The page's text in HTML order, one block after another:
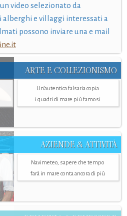
video selezionato da
e villaggi interessati a
possono inviare una e mail
ARTE E COLLEZIONISMO
Un’autentica falsaria copia
i quadri di mare più famosi
AZIENDE & ATTIVITÀ
Navimeteo, sapere che tempo
farà in mare conta ancora di più